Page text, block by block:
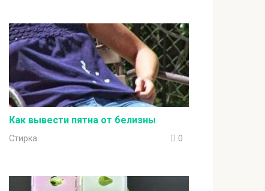
Как вывести пятна от белизны
Стирка 0